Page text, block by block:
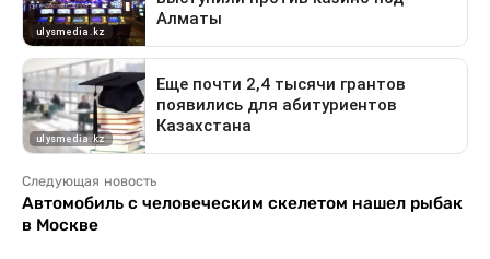
Следующая новость
Автомобиль с человеческим скелетом нашел рыбак
в Москве